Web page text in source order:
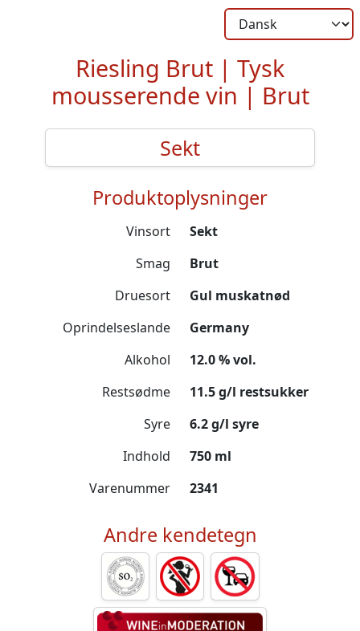
Riesling Brut | Tysk
mousserende vin | Brut
Sekt
Produktoplysninger
Vinsort
Sekt
Smag
Brut
Druesort
Gul muskatnød
Oprindelseslande
Germany
Alkohol
12.0 % vol.
Restsødme
11.5 g/l restsukker
Syre
6.2 g/l syre
Indhold
750 ml
Varenummer
2341
Andre kendetegn